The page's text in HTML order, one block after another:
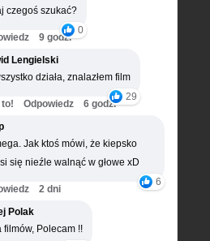
czegoś szukać?
0
9 godz.
Lengielski
działa, znalazłem film
29
Odpowiedz
6 godz.
Jak ktoś mówi, że kiepsko
się nieźle walnąć w głowe xD
6
2 dni
Polak
filmów, Polecam !!